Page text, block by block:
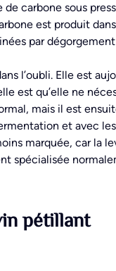
carbone sous
est produit dans
par
l’oubli. Elle est
est qu’elle ne
mais il est
et avec
marquée, car la
spécialisée
pétillant